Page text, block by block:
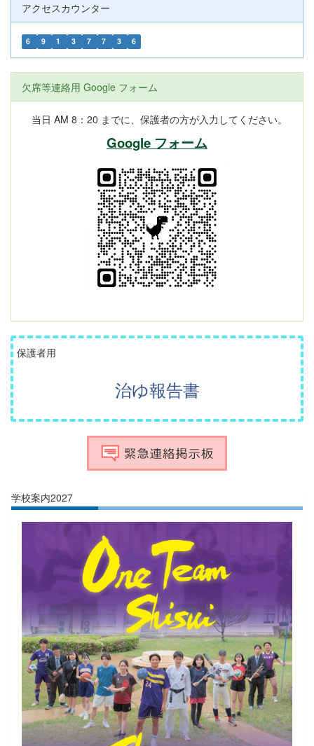
アクセスカウンター
6 9 1 3 7 7 3 6
欠席等連絡用 Google フォーム
当日 AM 8：20 までに、保護者の方が入力してください。
Google フォーム
保護者用
治ゆ報告書
学校案内2027